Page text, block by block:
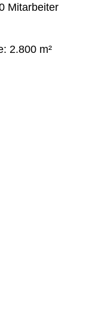
Mitarbeiter
2.800 m²